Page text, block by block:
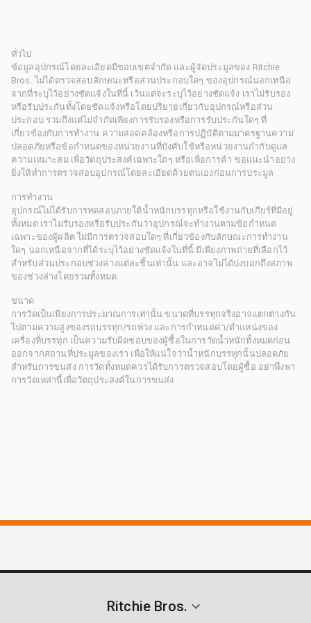
ทั่วไป
ข้อมูลอุปกรณ์โดยละเอียดมีขอบเขตจำกัด และผู้จัดประมูลของ Ritchie
Bros. ไม่ได้ตรวจสอบลักษณะหรือส่วนประกอบใดๆ ของอุปกรณ์นอกเหนือ
จากที่ระบุไว้อย่างชัดแจ้งในที่นี้ เว้นแต่จะระบุไว้อย่างชัดแจ้ง เราไม่รับรอง
หรือรับประกันทั้งโดยชัดแจ้งหรือโดยปริยายเกี่ยวกับอุปกรณ์หรือส่วน
ประกอบ รวมถึงแต่ไม่จำกัดเพียงการรับรองหรือการรับประกันใดๆ ที่
เกี่ยวข้องกับการทำงาน ความสอดคล้องหรือการปฏิบัติตามมาตรฐานความ
ปลอดภัยหรือข้อกำหนดของหน่วยงานที่บังคับใช้หรือหน่วยงานกำกับดูแล
ความเหมาะสม เพื่อวัตถุประสงค์เฉพาะใดๆ หรือเพื่อการค้า ขอแนะนำอย่าง
ยิ่งให้ทำการตรวจสอบอุปกรณ์โดยละเอียดด้วยตนเองก่อนการประมูล
การทำงาน
อุปกรณ์ไม่ได้รับการทดสอบภายใต้น้ำหนักบรรทุกหรือใช้งานกับเกียร์ที่มีอยู่
ทั้งหมด เราไม่รับรองหรือรับประกันว่าอุปกรณ์จะทำงานตามข้อกำหนด
เฉพาะของผู้ผลิต ไม่มีการตรวจสอบใดๆ ที่เกี่ยวข้องกับลักษณะการทำงาน
ใดๆ นอกเหนือจากที่ได้ระบุไว้อย่างชัดแจ้งในที่นี้ มีเพียงภาพถ่ายที่เลือกไว้
สำหรับส่วนประกอบช่วงล่างแต่ละชิ้นเท่านั้น และอาจไม่ได้บ่งบอกถึงสภาพ
ของช่วงล่างโดยรวมทั้งหมด
ขนาด
การวัดเป็นเพียงการประมาณการเท่านั้น ขนาดที่บรรทุกจริงอาจแตกต่างกัน
ไปตามความสูงของรถบรรทุก/รถพ่วง และการกำหนดค่า/ตำแหน่งของ
เครื่องที่บรรทุก เป็นความรับผิดชอบของผู้ซื้อในการวัดน้ำหนักทั้งหมดก่อน
ออกจากสถานที่ประมูลของเรา เพื่อให้แน่ใจว่าน้ำหนักบรรทุกนั้นปลอดภัย
สำหรับการขนส่ง การวัดทั้งหมดควรได้รับการตรวจสอบโดยผู้ซื้อ อย่าพึ่งพา
การวัดเหล่านี้เพื่อวัตถุประสงค์ในการขนส่ง
Ritchie Bros.